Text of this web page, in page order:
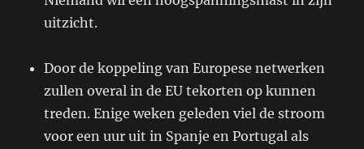
uitzicht.
Door de koppeling van Europese netwerken
zullen overal in de EU tekorten op kunnen
treden. Enige weken geleden viel de stroom
voor een uur uit in Spanje en Portugal als